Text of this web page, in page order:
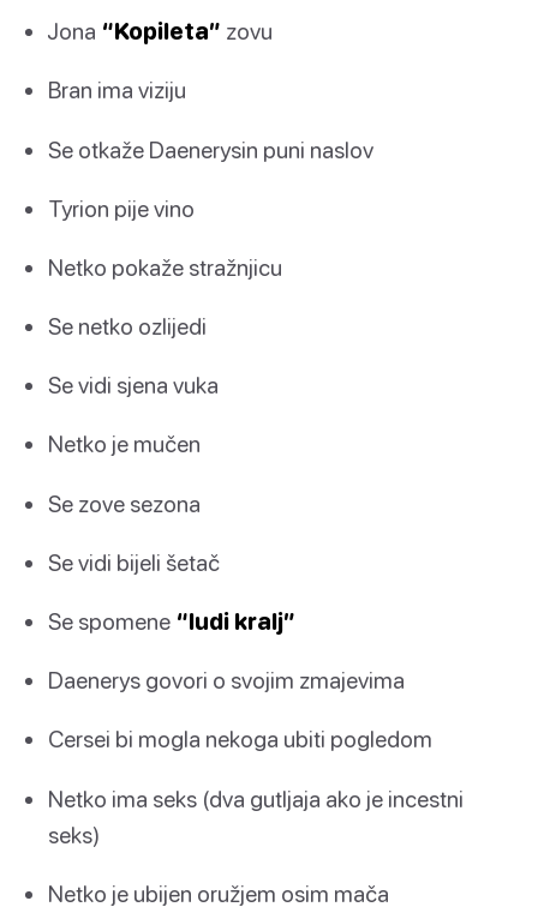
Jona “Kopileta” zovu
Bran ima viziju
Se otkaže Daenerysin puni naslov
Tyrion pije vino
Netko pokaže stražnjicu
Se netko ozlijedi
Se vidi sjena vuka
Netko je mučen
Se zove sezona
Se vidi bijeli šetač
Se spomene “ludi kralj”
Daenerys govori o svojim zmajevima
Cersei bi mogla nekoga ubiti pogledom
Netko ima seks (dva gutljaja ako je incestni
seks)
Netko je ubijen oružjem osim mača